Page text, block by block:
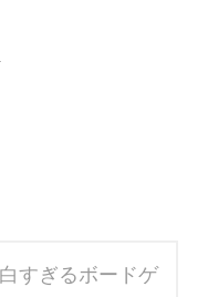
すぎるボードゲ